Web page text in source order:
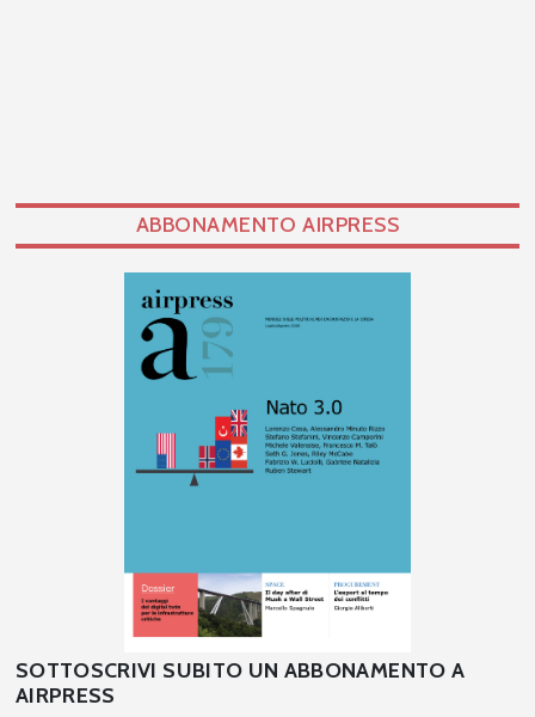
ABBONAMENTO AIRPRESS
SOTTOSCRIVI SUBITO UN ABBONAMENTO A
AIRPRESS